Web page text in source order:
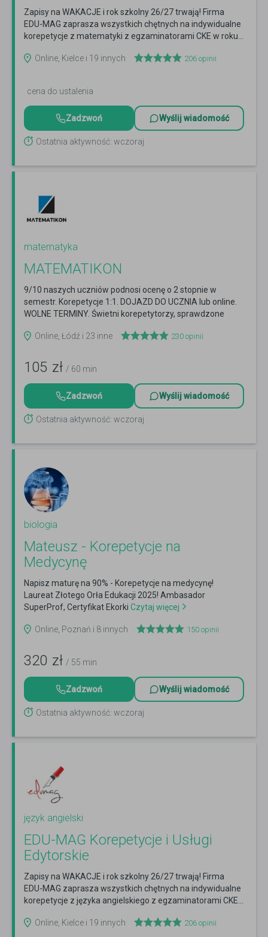
Zapisy na WAKACJE i rok szkolny 26/27 trwają! Firma
EDU-MAG zaprasza wszystkich chętnych na indywidualne
korepetycje z matematyki z egzaminatorami CKE w roku...
Online, Kielce i 19 innych
206 opinii
cena do ustalenia
Zadzwoń Wyślij wiadomość
Ostatnia aktywność: wczoraj
matematyka
MATEMATIKON
9/10 naszych uczniów podnosi ocenę o 2 stopnie w
semestr. Korepetycje 1:1. DOJAZD DO UCZNIA lub online.
WOLNE TERMINY. Świetni korepetytorzy, sprawdzone
Online, Łódź i 23 inne
230 opinii
105 zł / 60 min
Zadzwoń Wyślij wiadomość
Ostatnia aktywność: wczoraj
biologia
Mateusz - Korepetycje na
Medycynę
Napisz maturę na 90% - Korepetycje na medycynę!
Laureat Złotego Orła Edukacji 2025! Ambasador
SuperProf, Certyfikat Ekorki Czytaj więcej
Online, Poznań i 8 innych 150 opinii
320 zł / 55 min
Zadzwoń Wyślij wiadomość
Ostatnia aktywność: wczoraj
język angielski
EDU-MAG Korepetycje i Usługi
Edytorskie
Zapisy na WAKACJE i rok szkolny 26/27 trwają! Firma
EDU-MAG zaprasza wszystkich chętnych na indywidualne
korepetycje z języka angielskiego z egzaminatorami CKE...
Online, Kielce i 19 innych
206 opinii